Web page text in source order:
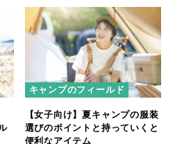
キャンプのフィールド
【女子向け】夏キャンプの服装
選びのポイントと持っていくと
便利なアイテム